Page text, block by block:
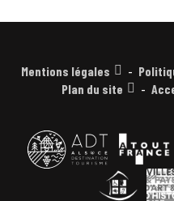
Mentions légales
Plan du site